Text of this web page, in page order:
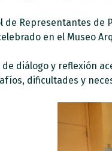
de Representantes de
en el Museo
diálogo y reflexión
dificultades y